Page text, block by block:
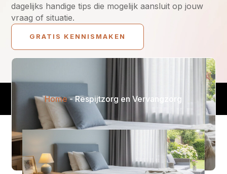
dagelijks handige tips die mogelijk aansluit op jouw
vraag of situatie.
GRATIS KENNISMAKEN
Home-Respijtzorg en Vervangzorg